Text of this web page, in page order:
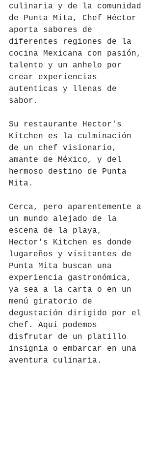
culinaria y de la comunidad
de Punta Mita, Chef Héctor
aporta sabores de
diferentes regiones de la
cocina Mexicana con pasión,
talento y un anhelo por
crear experiencias
autenticas y llenas de
sabor.
Su restaurante Hector's
Kitchen es la culminación
de un chef visionario,
amante de México, y del
hermoso destino de Punta
Mita.
Cerca, pero aparentemente a
un mundo alejado de la
escena de la playa,
Hector's Kitchen es donde
lugareños y visitantes de
Punta Mita buscan una
experiencia gastronómica,
ya sea a la carta o en un
menú giratorio de
degustación dirigido por el
chef. Aquí podemos
disfrutar de un platillo
insignia o embarcar en una
aventura culinaria.